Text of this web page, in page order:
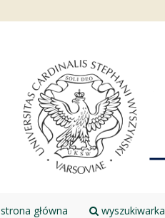
strona główna wyszukiwarka